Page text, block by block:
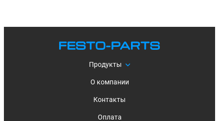
Продукты
О компании
Контакты
Оплата